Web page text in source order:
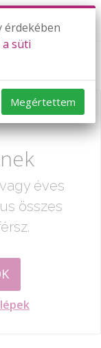
2.
éves
összes
érdekében
a süti
Megértettem